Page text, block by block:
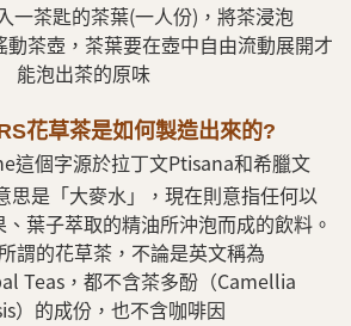
一茶匙的茶葉(一人份)，將茶浸泡
茶壺，茶葉要在壺中自由流動展開才
能泡出茶的原味
花草茶是如何製造出來的?
這個字源於拉丁文Ptisana和希臘文
思是「大麥水」，現在則意指任何以
葉子萃取的精油所沖泡而成的飲料。
謂的花草茶，不論是英文稱為
Teas，都不含茶多酚（Camellia
）的成份，也不含咖啡因